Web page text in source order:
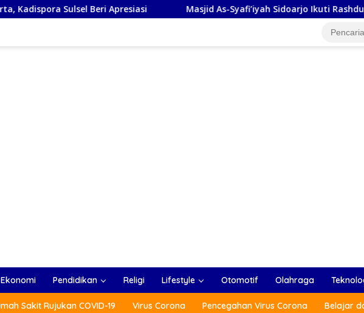
Beri Apresiasi Masjid As-Syafi’iyah Sidoarjo Ikuti Rashdul Kiblat
Ekonomi Pendidikan Religi Lifestyle Otomotif Olahraga
Sakit Rujukan COVID-19 Virus Corona Pencegahan Virus Corona Belajar